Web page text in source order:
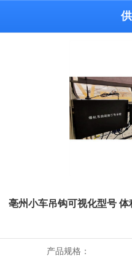
亳州小车吊钩可视化型号
产品规格：